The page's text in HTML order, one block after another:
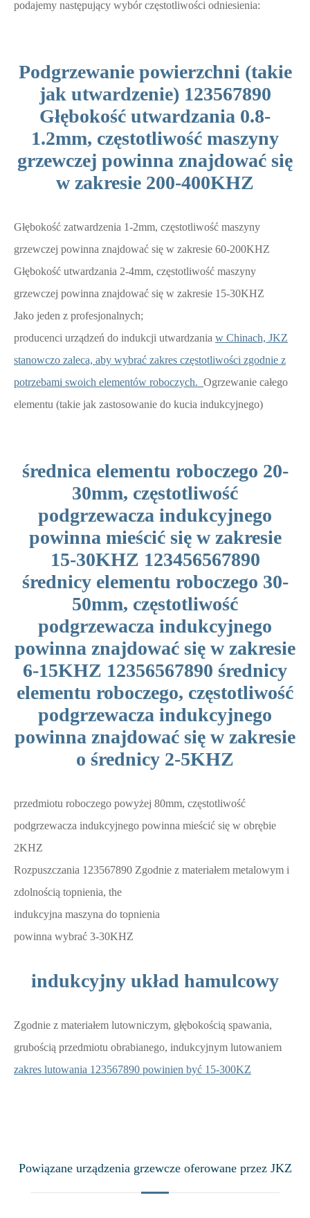
podajemy następujący wybór częstotliwości odniesienia:
Podgrzewanie powierzchni (takie
jak utwardzenie) 123567890
Głębokość utwardzania 0.8-
1.2mm, częstotliwość maszyny
grzewczej powinna znajdować się
w zakresie 200-400KHZ
Głębokość zatwardzenia 1-2mm, częstotliwość maszyny
grzewczej powinna znajdować się w zakresie 60-200KHZ
Głębokość utwardzania 2-4mm, częstotliwość maszyny
grzewczej powinna znajdować się w zakresie 15-30KHZ
Jako jeden z profesjonalnych;
producenci urządzeń do indukcji utwardzania w Chinach, JKZ
stanowczo zaleca, aby wybrać zakres częstotliwości zgodnie z
potrzebami swoich elementów roboczych. Ogrzewanie całego
elementu (takie jak zastosowanie do kucia indukcyjnego)
średnica elementu roboczego 20-
30mm, częstotliwość
podgrzewacza indukcyjnego
powinna mieścić się w zakresie
15-30KHZ 123456567890
średnicy elementu roboczego 30-
50mm, częstotliwość
podgrzewacza indukcyjnego
powinna znajdować się w zakresie
6-15KHZ 12356567890 średnicy
elementu roboczego, częstotliwość
podgrzewacza indukcyjnego
powinna znajdować się w zakresie
o średnicy 2-5KHZ
przedmiotu roboczego powyżej 80mm, częstotliwość
podgrzewacza indukcyjnego powinna mieścić się w obrębie
2KHZ
Rozpuszczania 123567890 Zgodnie z materiałem metalowym i
zdolnością topnienia, the
indukcyjna maszyna do topnienia
powinna wybrać 3-30KHZ
indukcyjny układ hamulcowy
Zgodnie z materiałem lutowniczym, głębokością spawania,
grubością przedmiotu obrabianego, indukcyjnym lutowaniem
zakres lutowania 123567890 powinien być 15-300KZ
Powiązane urządzenia grzewcze oferowane przez JKZ